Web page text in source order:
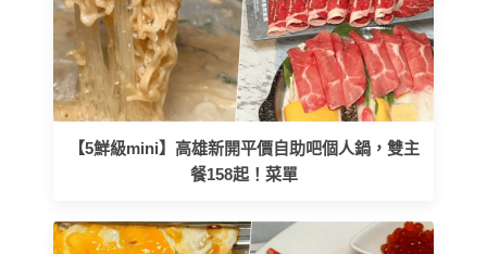
【5鮮級mini】高雄新開平價自助吧個人鍋，雙主
餐158起！菜單